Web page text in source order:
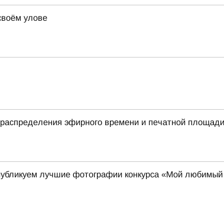
улове
эфирного времени и печатной
лучшие фотографии конкурса «Мой